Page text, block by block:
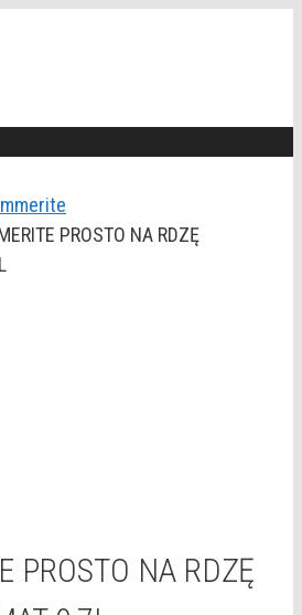
PROSTO NA RDZĘ
PROSTO NA RDZĘ